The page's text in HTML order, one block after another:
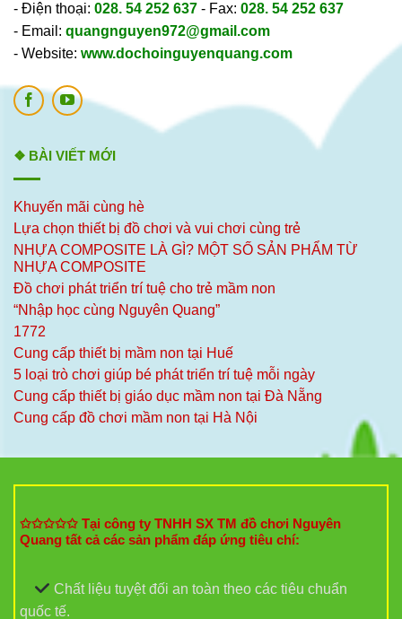
- Điện thoại: 028. 54 252 637 - Fax: 028. 54 252 637
- Email: quangnguyen972@gmail.com
- Website: www.dochoinguyenquang.com
❖ BÀI VIẾT MỚI
Khuyến mãi cùng hè
Lựa chọn thiết bị đồ chơi và vui chơi cùng trẻ
NHỰA COMPOSITE LÀ GÌ? MỘT SỐ SẢN PHẨM TỪ
NHỰA COMPOSITE
Đồ chơi phát triển trí tuệ cho trẻ mầm non
“Nhập học cùng Nguyên Quang”
1772
Cung cấp thiết bị mầm non tại Huế
5 loại trò chơi giúp bé phát triển trí tuệ mỗi ngày
Cung cấp thiết bị giáo dục mầm non tại Đà Nẵng
Cung cấp đồ chơi mầm non tại Hà Nội
✩✩✩✩✩ Tại công ty TNHH SX TM đồ chơi Nguyên
Quang tất cả các sản phẩm đáp ứng tiêu chí:
Chất liệu tuyệt đối an toàn theo các tiêu chuẩn
quốc tế.